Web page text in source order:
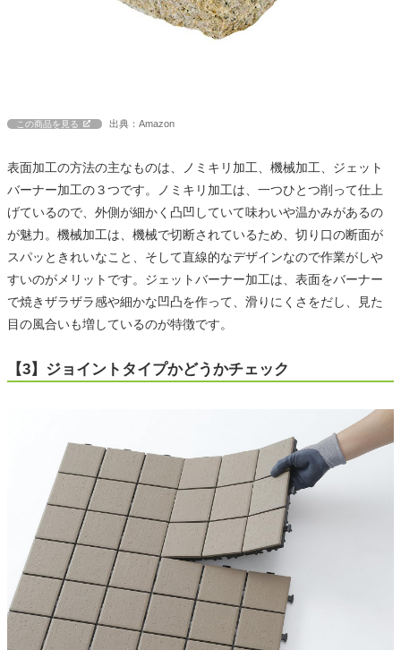
この商品を見る 出典：Amazon
表面加工の方法の主なものは、ノミキリ加工、機械加工、ジェット
バーナー加工の３つです。ノミキリ加工は、一つひとつ削って仕上
げているので、外側が細かく凸凹していて味わいや温かみがあるの
が魅力。機械加工は、機械で切断されているため、切り口の断面が
スパッときれいなこと、そして直線的なデザインなので作業がしや
すいのがメリットです。ジェットバーナー加工は、表面をバーナー
で焼きザラザラ感や細かな凹凸を作って、滑りにくさをだし、見た
目の風合いも増しているのが特徴です。
【3】ジョイントタイプかどうかチェック